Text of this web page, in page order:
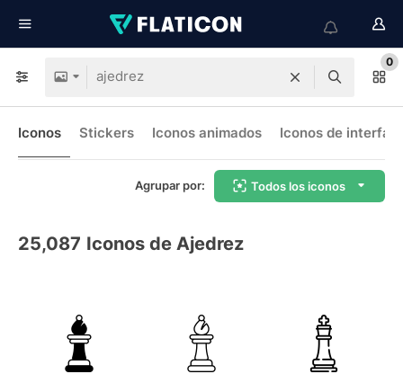
0
Iconos Stickers Iconos animados Iconos de interfaz
Agrupar por: Todos los iconos
25,087 Iconos de Ajedrez